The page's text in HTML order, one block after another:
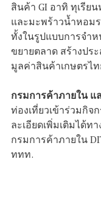
สินค้า GI อาทิ ทุเรีย
และมะพร้าวน้ำหอม
ทั้งในรูปแบบการจำห
ขยายตลาด สร้างปร
มูลค่าสินค้าเกษตรไท
กรมการค้าภายใน แ
ท่องเที่ยวเข้าร่วมกิจ
ละเอียดเพิ่มเติมได้ทา
กรมการค้าภายใน
ททท.